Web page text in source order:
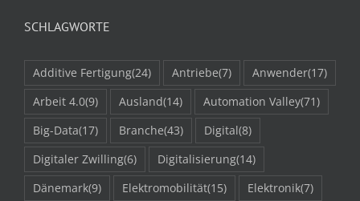
SCHLAGWORTE
Additive Fertigung(24) Antriebe(7) Anwender(17)
Arbeit 4.0(9) Ausland(14) Automation Valley(71)
Big-Data(17) Branche(43) Digital(8)
Digitaler Zwilling(6) Digitalisierung(14)
Dänemark(9) Elektromobilität(15) Elektronik(7)